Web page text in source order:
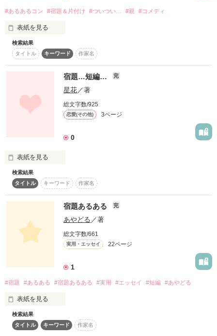
SHIRO様
素敵なレビュー
ありがとうございます
☆★☆
#あるあるコン #宿題＆片付け #ついつい… #親 #コメディ
表紙を見る
やらなくちゃって思ってはいるんだけどね…………？？
作品を読む
検索結果
タイトル
キーワード 作家名
宿題…短編… 完
星花／著
総文字数/925
恋愛(その他) 3ページ
0
表紙を見る
あなたは近くて遠い
あたしをちゃんと見て
検索結果
タイトル
キーワード 作家名
宿題あるある 完
あやどる ／著
総文字数/661
実用・エッセイ 22ページ
1
#宿題 #あるある #宿題あるある #実用 #エッセイ #短編 #あやどる
表紙を見る
宿題あるある
連載開始です！！！
検索結果
タイトル
キーワード 作家名